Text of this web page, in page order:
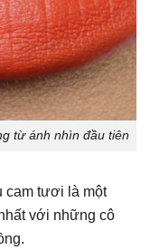
từ ánh nhìn đầu tiên
cam tươi là một
với những cô